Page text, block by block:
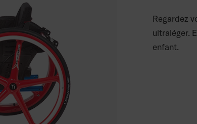
Regardez
ultraléger.
enfant.